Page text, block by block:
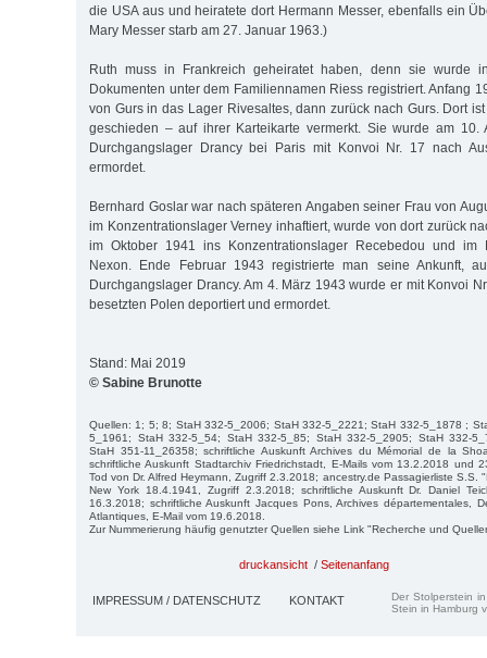
die USA aus und heiratete dort Hermann Messer, ebenfalls ein
Mary Messer starb am 27. Januar 1963.)
Ruth muss in Frankreich geheiratet haben, denn sie wurde
Dokumenten unter dem Familiennamen Riess registriert. Anfang
von Gurs in das Lager Rivesaltes, dann zurück nach Gurs. Dort
geschieden – auf ihrer Karteikarte vermerkt. Sie wurde am 10.
Durchgangslager Drancy bei Paris mit Konvoi Nr. 17 nach
ermordet.
Bernhard Goslar war nach späteren Angaben seiner Frau von
im Konzentrationslager Verney inhaftiert, wurde von dort zurück
im Oktober 1941 ins Konzentrationslager Recebedou und im
Nexon. Ende Februar 1943 registrierte man seine Ankunft,
Durchgangslager Drancy. Am 4. März 1943 wurde er mit Konvoi
besetzten Polen deportiert und ermordet.
Stand: Mai 2019
© Sabine Brunotte
Quellen: 1; 5; 8; StaH 332-5_2006; StaH 332-5_2221; StaH 332-5_1878 ;
5_1961; StaH 332-5_54; StaH 332-5_85; StaH 332-5_2905; StaH 332-
StaH 351-11_26358; schriftliche Auskunft Archives du Mémorial de la
schriftliche Auskunft Stadtarchiv Friedrichstadt, E-Mails vom 13.2.2018 und
Tod von Dr. Alfred Heymann, Zugriff 2.3.2018; ancestry.de Passagierliste S.S.
New York 18.4.1941, Zugriff 2.3.2018; schriftliche Auskunft Dr. Daniel
16.3.2018; schriftliche Auskunft Jacques Pons, Archives départementales,
Atlantiques, E-Mail vom 19.6.2018.
Zur Nummerierung häufig genutzter Quellen siehe Link "Recherche und
druckansicht / Seitenanfang
IMPRESSUM / DATENSCHUTZ KONTAKT
Der Stolperstein
Stein in Hamburg